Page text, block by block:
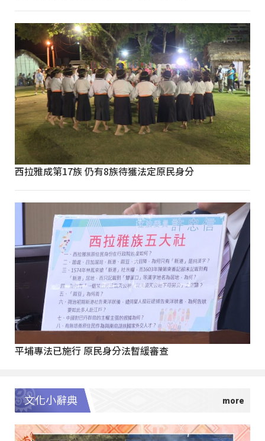
西拉雅成第17族 仍有8族待獲法定原民身分
平埔專法已施行 原民身分法暫緩審查
文化小辭典